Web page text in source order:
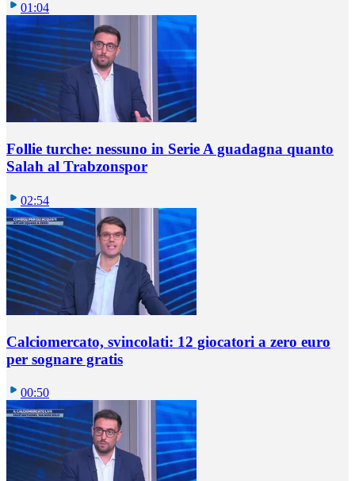
01:04
Follie turche: nessuno in Serie A guadagna quanto
Salah al Trabzonspor
02:54
Calciomercato, svincolati: 12 giocatori a zero euro
per sognare gratis
00:50